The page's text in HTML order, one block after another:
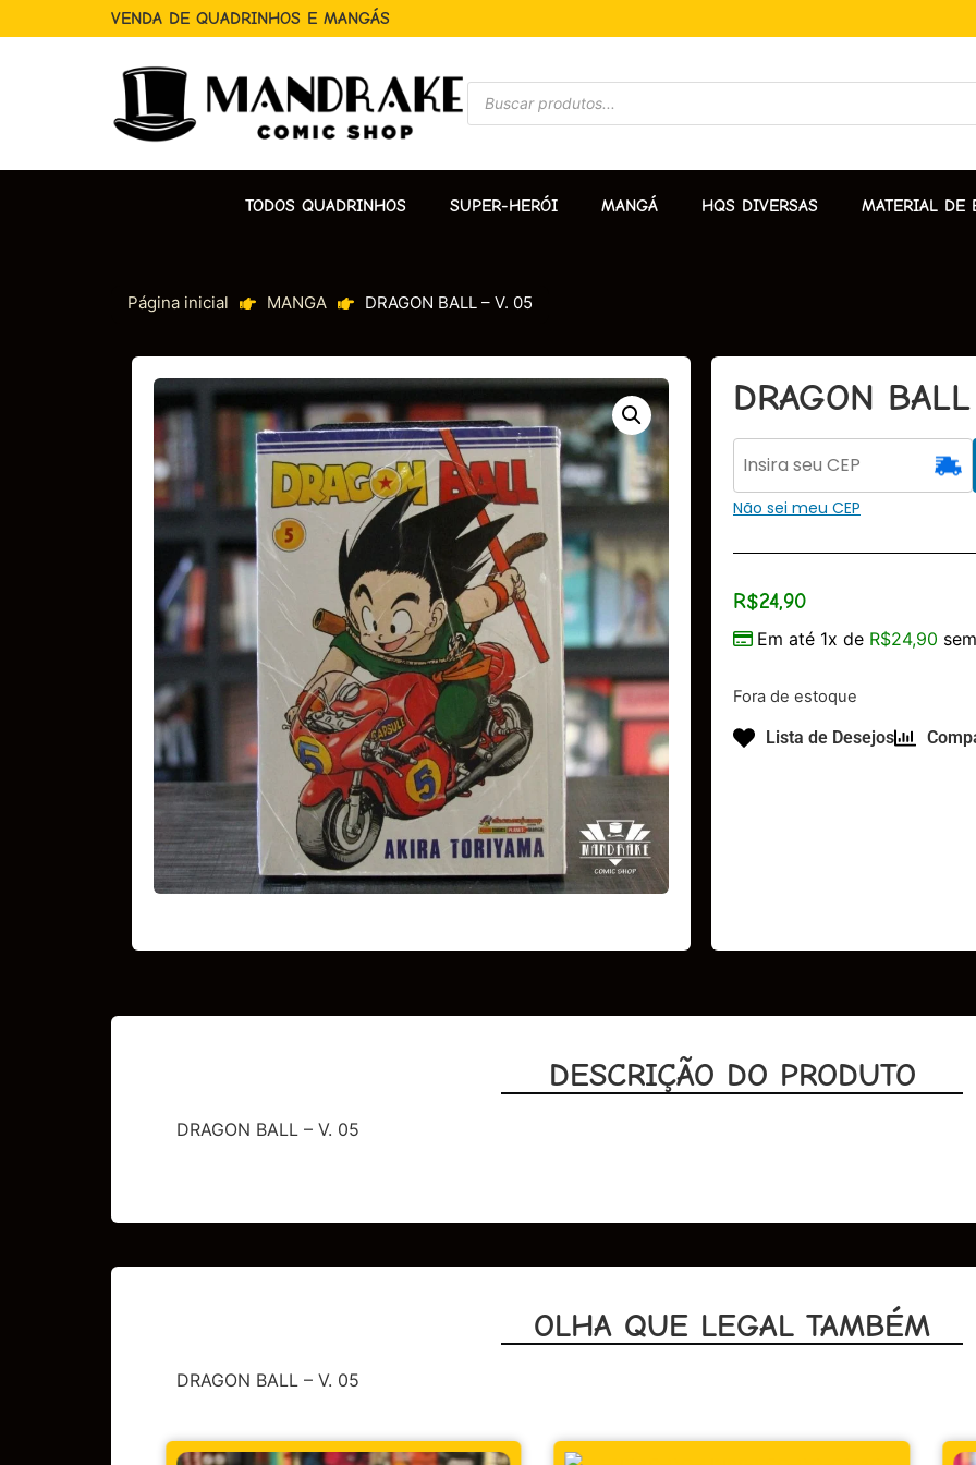
VENDA DE QUADRINHOS E MANGÁS
TODOS QUADRINHOS SUPER-HERÓI MANGÁ HQS DIVERSAS MATERIAL DE
Página inicial MANGA DRAGON BALL – V. 05
DRAGON
Não sei meu CEP
R$24,90
Em até 1x de R$24,90
Fora de estoque
Lista de Desejos
DESCRIÇÃO DO PRODUTO
DRAGON BALL – V. 05
OLHA QUE LEGAL TAMBÉM
DRAGON BALL – V. 05